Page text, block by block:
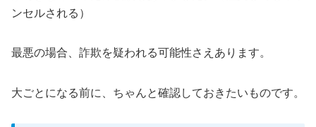
ンセルされる）
最悪の場合、詐欺を疑われる可能性さえあります。
大ごとになる前に、ちゃんと確認しておきたいものです。